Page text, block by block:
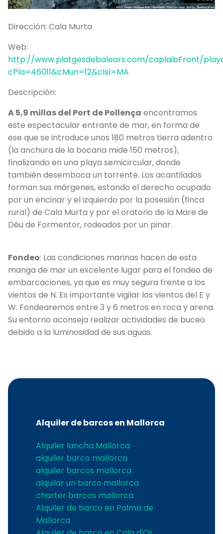
Dirección: Cala Murta
Web:
http://www.platgesdebalears.com/caplaibFront/
cPla=46011&cMun=12&cIsl=MA
Descripción:
A 5,9 millas del Port de Pollença encontramos
este espectacular entrante de mar, en forma de
ese que se introduce unos 180 metros tierra adentro
(la anchura de la bocana mide 150 metros),
finalizando en una playa semicircular, donde
también desemboca un torrente. Los acantilados
forman sus márgenes, estando el derecho ocupado
por un encinar y el izquierdo por la posesión (finca
rural) de Cala Murta y por el oratorio de la Mare de
Déu de Formentor, rodeados por un pinar.
Fondeo: Las condiciones marinas hacen de esta
manga de mar un excelente lugar para el fondeo de
embarcaciones, ya que es muy segura frente a los
vientos de N. Es importante vigilar los vientos del E y
W. Fondearemos entre 3 y 6 metros en roca y arena.
Su entorno aconseja realizar actividades de buceo
debido a la luminosidad de sus aguas.
Alquiler de barcos en Mallorca
Alquiler lancha Mallorca
alquiler barco mallorca
alquiler barcos mallorca
alquilar un barco mallorca
charter barcos mallorca
Alquiler de barco en Palma de
Mallorca